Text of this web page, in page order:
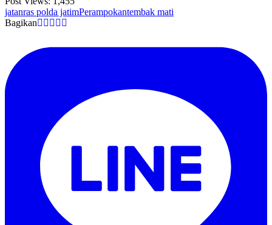
jatanras polda jatimPerampokantembak mati
Bagikan